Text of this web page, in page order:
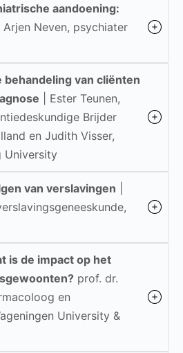
aandoening:
| Arjen Neven, psychiater
behandeling van cliënten
| Ester Teunen,
Brijder
en Judith Visser,
University
van verslavingen
is de impact op het
prof. dr.
en
University &